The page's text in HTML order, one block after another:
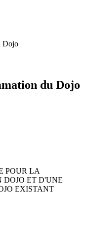
Dojo
du Dojo
POUR LA
DOJO ET D'UNE
EXISTANT